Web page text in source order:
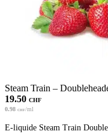
Steam Train –
19.50 CHF
0.98 CHF/ml
E-liquide Steam Train